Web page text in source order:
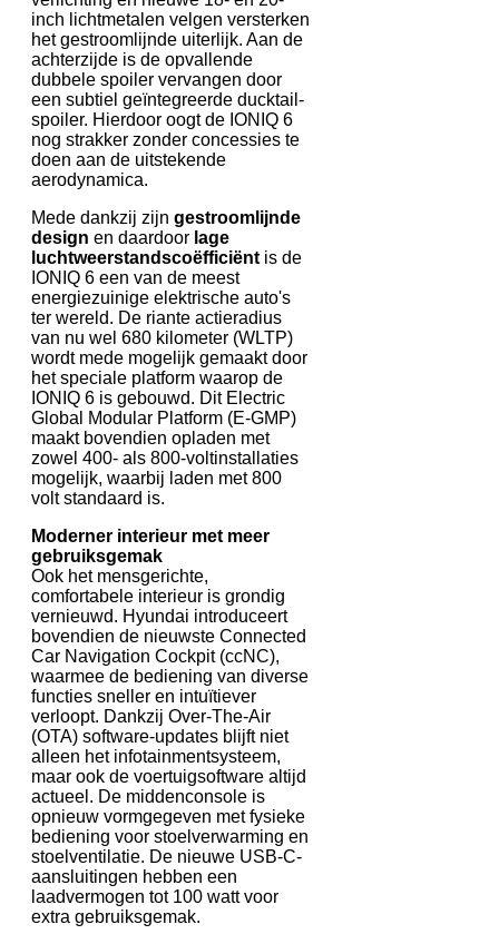
inch lichtmetalen velgen versterken
het gestroomlijnde uiterlijk. Aan de
achterzijde is de opvallende
dubbele spoiler vervangen door
een subtiel geïntegreerde ducktail-
spoiler. Hierdoor oogt de IONIQ 6
nog strakker zonder concessies te
doen aan de uitstekende
aerodynamica.
Mede dankzij zijn gestroomlijnde
design en daardoor lage
luchtweerstandscoëfficiëntis de
IONIQ 6 een van de meest
energiezuinige elektrische auto's
ter wereld. De riante actieradius
van nu wel 680 kilometer (WLTP)
wordt mede mogelijk gemaakt door
het speciale platform waarop de
IONIQ 6 is gebouwd. Dit Electric
Global Modular Platform (E-GMP)
maakt bovendien opladen met
zowel 400- als 800-voltinstallaties
mogelijk, waarbij laden met 800
volt standaard is.
Moderner interieur met meer
gebruiksgemak
Ook het mensgerichte,
comfortabele interieur is grondig
vernieuwd. Hyundai introduceert
bovendien de nieuwste Connected
Car Navigation Cockpit (ccNC),
waarmee de bediening van diverse
functies sneller en intuïtiever
verloopt. Dankzij Over-The-Air
(OTA) software-updates blijft niet
alleen het infotainmentsysteem,
maar ook de voertuigsoftware altijd
actueel. De middenconsole is
opnieuw vormgegeven met fysieke
bediening voor stoelverwarming en
stoelventilatie. De nieuwe USB-C-
aansluitingen hebben een
laadvermogen tot 100 watt voor
extra gebruiksgemak.